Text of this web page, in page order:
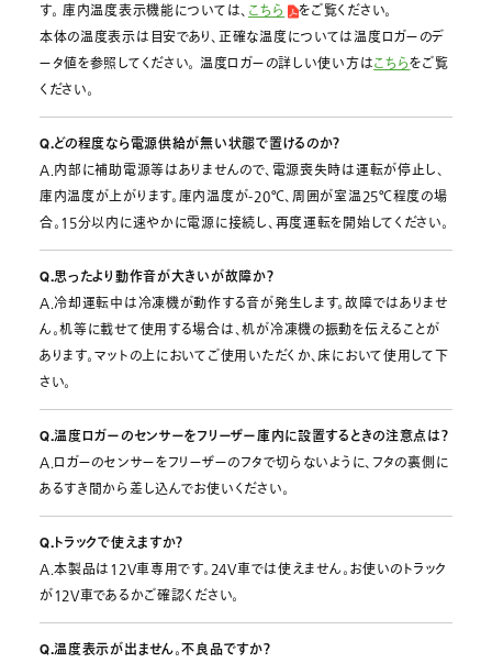
す。 庫内温度表示機能については、 こちら
をご覧ください。
本体の温度表示は目安であり、正確な温度については温度ロガーのデ
ータ値を参照してください。 温度ロガーの詳しい使い方はこちらをご覧
ください。
Q.どの程度なら電源供給が無い状態で置けるのか？
A.内部に補助電源等はありませんので、電源喪失時は運転が停止し、
庫内温度が上がります。庫内温度が-20℃、周囲が室温25℃程度の場
合。15分以内に速やかに電源に接続し、再度運転を開始してください。
Q.思ったより動作音が大きいが故障か？
A.冷却運転中は冷凍機が動作する音が発生します。故障ではありませ
ん。机等に載せて使用する場合は、机が冷凍機の振動を伝えることが
あります。マットの上においてご使用いただくか、床において使用して下
さい。
Q.温度ロガーのセンサーをフリーザー庫内に設置するときの注意点は？
A.ロガーのセンサーをフリーザーのフタで切らないように、フタの裏側に
あるすき間から差し込んでお使いください。
Q.トラックで使えますか？
A.本製品は12V車専用です。24V車では使えません。お使いのトラック
が12V車であるかご確認ください。
Q.温度表示が出ません。不良品ですか？